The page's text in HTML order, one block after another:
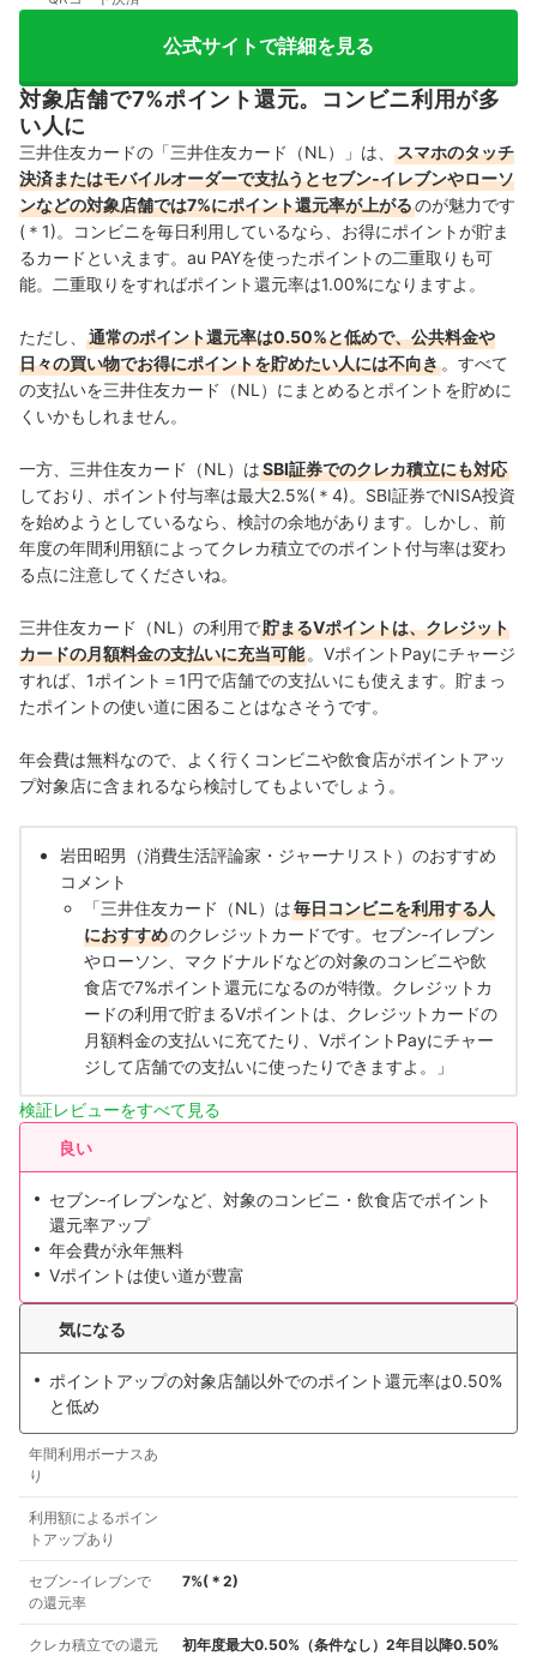
公式サイトで詳細を見る
対象店舗で7%ポイント還元。コンビニ利用が多
い人に
三井住友カードの「三井住友カード（NL）」は、
スマホのタッチ
決済またはモバイルオーダーで支払うとセブン‐イレブンやローソ
ンなどの対象店舗では7%にポイント還元率が上がるのが魅力です
(＊1)。コンビニを毎日利用しているなら、お得にポイントが貯ま
るカードといえます。au PAYを使ったポイントの二重取りも可
能。二重取りをすればポイント還元率は1.00%になりますよ。
ただし、
通常のポイント還元率は0.50%と低めで、公共料金や
日々の買い物でお得にポイントを貯めたい人には不向き。すべて
の支払いを三井住友カード（NL）にまとめるとポイントを貯めに
くいかもしれません。
一方、三井住友カード（NL）はSBI証券でのクレカ積立にも対応
しており、ポイント付与率は最大2.5%(＊4)。SBI証券でNISA投資
を始めようとしているなら、検討の余地があります。しかし、前
年度の年間利用額によってクレカ積立でのポイント付与率は変わ
る点に注意してくださいね。
三井住友カード（NL）の利用で貯まるVポイントは、クレジット
カードの月額料金の支払いに充当可能。VポイントPayにチャージ
すれば、1ポイント＝1円で店舗での支払いにも使えます。貯まっ
たポイントの使い道に困ることはなさそうです。
年会費は無料なので、よく行くコンビニや飲食店がポイントアッ
プ対象店に含まれるなら検討してもよいでしょう。
岩田昭男（消費生活評論家・ジャーナリスト）のおすすめ
コメント
「三井住友カード（NL）は毎日コンビニを利用する人
におすすめのクレジットカードです。セブン‐イレブン
やローソン、マクドナルドなどの対象のコンビニや飲
食店で7%ポイント還元になるのが特徴。クレジットカ
ードの利用で貯まるVポイントは、クレジットカードの
月額料金の支払いに充てたり、VポイントPayにチャー
ジして店舗での支払いに使ったりできますよ。」
検証レビューをすべて見る
良い
セブン‐イレブンなど、対象のコンビニ・飲食店でポイント
還元率アップ
年会費が永年無料
Vポイントは使い道が豊富
気になる
ポイントアップの対象店舗以外でのポイント還元率は0.50%
と低め
年間利用ボーナスあ
り
利用額によるポイン
トアップあり
セブン-イレブンで
の還元率
7%(＊ 2)
クレカ積立での還元
初年度最大0.50%（条件なし）2年目以降0.50%